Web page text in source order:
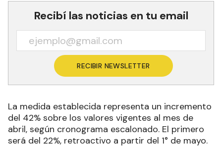
Recibí las noticias en tu email
RECIBIR NEWSLETTER
La medida establecida representa un incremento
del 42% sobre los valores vigentes al mes de
abril, según cronograma escalonado. El primero
será del 22%, retroactivo a partir del 1° de mayo.